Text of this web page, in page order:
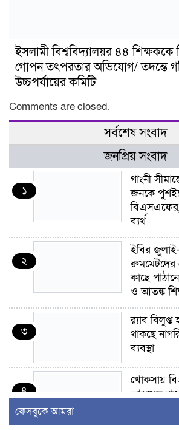
ইসলামী বিশ্ববিদ্যালয়র ৪৪ শিক্ষককে
গোপন তৎপরতার অভিযোগ/ তদন্তে
উচ্চপর্যায়ের কমিটি
Comments are closed.
সর্বশেষ সংবাদ
জনপ্রিয় সংবাদ
১
গাংনী
জনকে
বিএসএফের,
ব্যর্থ
২
ইবির
রুমমেটদের
কাছে
ও আতঙ্ক
৩
র‍্যাব
থাকছে
ব্যবস্থা
৪
খোকসায়
আহমেদ
ফেসবুকে আমরা